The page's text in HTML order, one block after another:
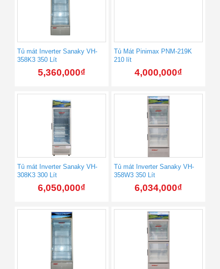
Tủ mát Inverter Sanaky VH-
358K3 350 Lít
5,360,000₫
Tủ Mát Pinimax PNM-219K
210 lít
4,000,000₫
Tủ mát Inverter Sanaky VH-
308K3 300 Lít
6,050,000₫
Tủ mát Inverter Sanaky VH-
358W3 350 Lít
6,034,000₫